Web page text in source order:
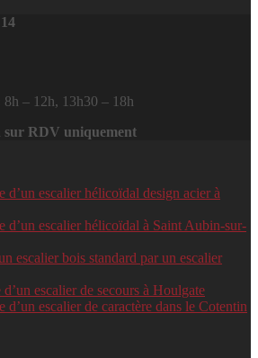
8h – 12h, 13h30 – 18h
sur RDV uniquement
d’un escalier hélicoïdal design acier à
d’un escalier hélicoïdal à Saint Aubin-sur-
escalier bois standard par un escalier
escalier de secours à Houlgate
d’un escalier de caractère dans le Cotentin